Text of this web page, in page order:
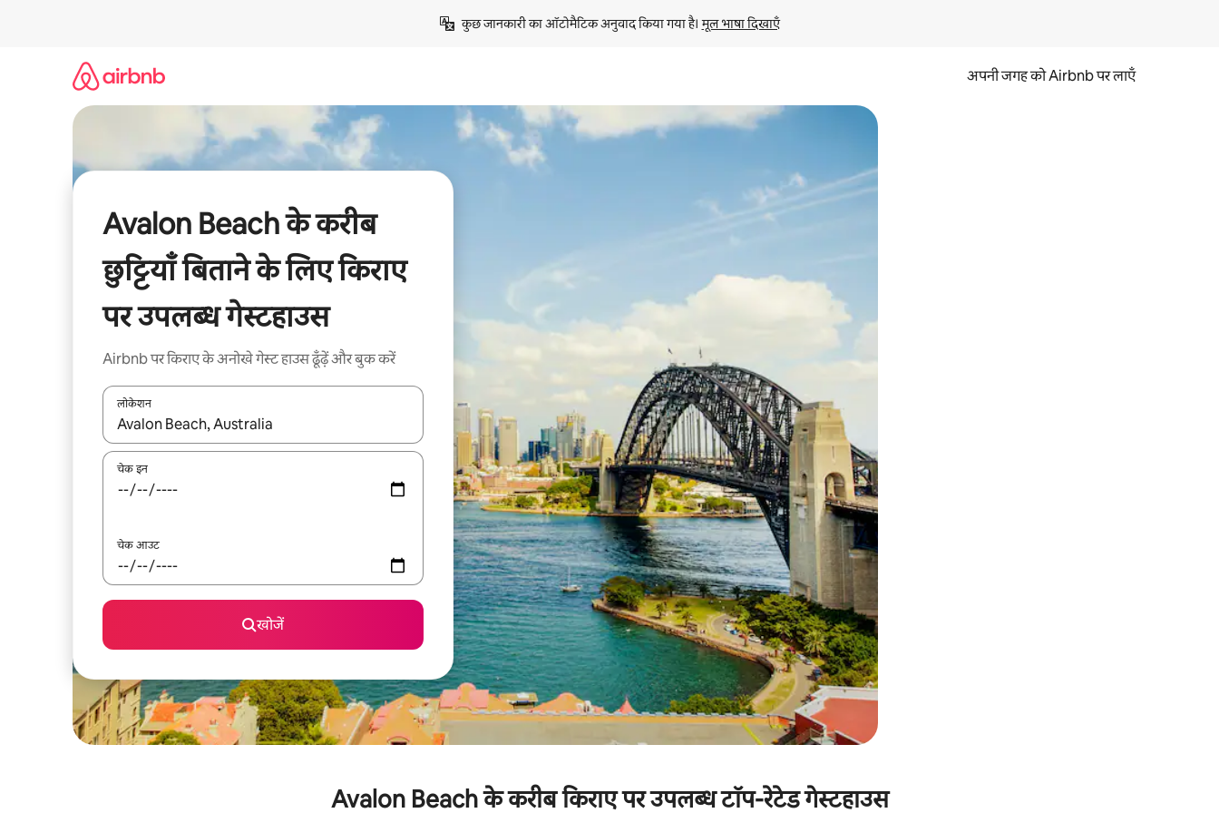
कुछ जानकारी का ऑटोमैटिक अनुवाद किया गया है। मूल भाषा दिखाएँ
अपनी जगह को Airbnb पर लाएँ
Avalon Beach के करीब
छुट्टियाँ बिताने के लिए किराए
पर उपलब्ध गेस्टहाउस
Airbnb पर किराए के अनोखे गेस्ट हाउस ढूँढ़ें और बुक करें
लोकेशन
नतीजों के उपलब्ध होने पर, अप और डाउन 'ऐरो की' का इस्तेमाल करके नेविगेट करें या टच या फिर स्वाइप जेस्चर का इस्तेमाल करके एक्सप्लोर करें।
चेक इन
चेक आउट
खोजें
Avalon Beach के करीब किराए पर उपलब्ध टॉप-रेटेड गेस्टहाउस